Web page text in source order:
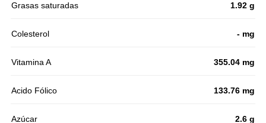
Grasas saturadas 1.92 g
Colesterol - mg
Vitamina A 355.04 mg
Acido Fólico 133.76 mg
Azúcar 2.6 g